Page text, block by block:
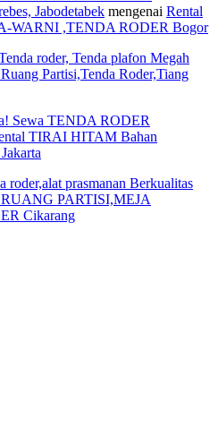
Jabodetabek mengenai Rental
WARNI ,TENDA RODER Bogor
roder, Tenda plafon Megah
Partisi,Tenda Roder,Tiang
Sewa TENDA RODER
TIRAI HITAM Bahan
roder,alat prasmanan Berkualitas
RUANG PARTISI,MEJA
Cikarang